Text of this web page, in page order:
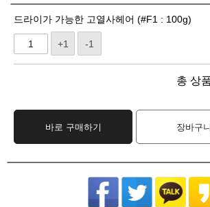
드라이가 가능한 고열사헤어 (#F1 : 100g)
+1 -1
총 상
바로 구매하기 장바구니